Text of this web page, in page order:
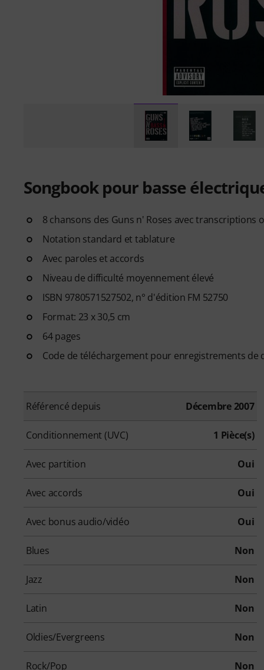
Songbook pour basse
8 chansons des Guns n' Roses avec transcriptions
Notation standard et tablature
Avec paroles et accords
Niveau de difficulté moyennement élevé
ISBN 9780571527502, n° d'édition FM 52750
Format: 23 x 30,5 cm
64 pages
Code de téléchargement pour enregistrements
Référencé depuis Décembre 2007
Conditionnement (UVC) 1 Pièce(s)
Avec partition Oui
Avec accords Oui
Avec bonus audio/vidéo Oui
Blues Non
Jazz Non
Latin Non
Oldies/Evergreens Non
Rock/Pop Non